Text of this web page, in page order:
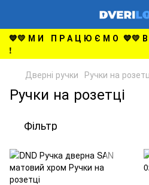
💙💛 М И П Р А Ц Ю Є М О 💙💛
!
Дверні ручки Ручки на
Ручки на розетці
Фільтр